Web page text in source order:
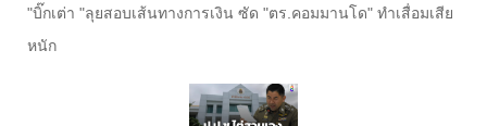
"บิ๊กเต่า "ลุยสอบเส้นทางการเงิน ซัด "ตร.คอมมานโด" ทำเสื่อมเสีย
หนัก